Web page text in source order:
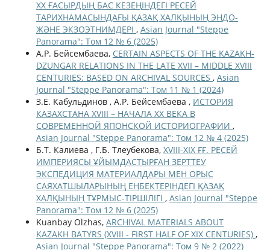
XX ҒАСЫРДЫҢ БАС КЕЗЕҢІНДЕГІ РЕСЕЙ
ТАРИХНАМАСЫНДАҒЫ ҚАЗАҚ ХАЛҚЫНЫҢ ЭНДО-
ЖӘНЕ ЭКЗОЭТНИМДЕРІ , Asian Journal "Steppe
Panorama": Том 12 № 6 (2025)
А.Р. Бейсембаева, CERTAIN ASPECTS OF THE KAZAKH-
DZUNGAR RELATIONS IN THE LATE XVII – MIDDLE XVIII
CENTURIES: BASED ON ARCHIVAL SOURCES , Asian
Journal "Steppe Panorama": Том 11 № 1 (2024)
З.Е. Кабульдинов , А.Р. Бейсембаева , ИСТОРИЯ
КАЗАХСТАНА XVIII – НАЧАЛА ХХ ВЕКА В
СОВРЕМЕННОЙ ЯПОНСКОЙ ИСТОРИОГРАФИИ ,
Asian Journal "Steppe Panorama": Том 12 № 4 (2025)
Б.Т. Калиева , Г.Б. Тлеубекова, ХVІІІ-ХІХ ҒҒ. РЕСЕЙ
ИМПЕРИЯСЫ ҰЙЫМДАСТЫРҒАН ЗЕРТТЕУ
ЭКСПЕДИЦИЯ МАТЕРИАЛДАРЫ МЕН ОРЫС
САЯХАТШЫЛАРЫНЫҢ ЕҢБЕКТЕРІНДЕГІ ҚАЗАҚ
ХАЛҚЫНЫҢ ТҰРМЫС-ТІРШІЛІГІ , Asian Journal "Steppe
Panorama": Том 12 № 6 (2025)
Kuanbay Olzhas, ARCHIVAL MATERIALS ABOUT
KAZAKH BATYRS (XVIII - FIRST HALF OF XIX CENTURIES) ,
Asian Journal "Steppe Panorama": Том 9 № 2 (2022)